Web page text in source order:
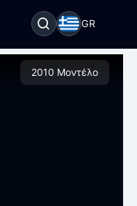
GR
2010 Μοντέλο